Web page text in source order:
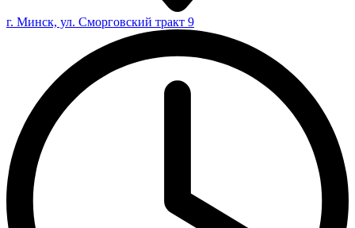
г. Минск, ул. Сморговский тракт 9